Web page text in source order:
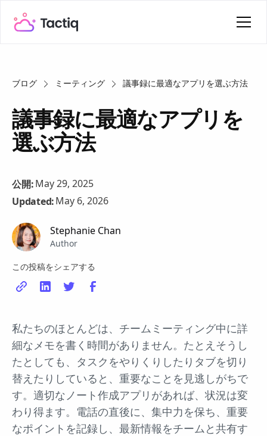
ブログ ミーティング 議事録に最適なアプリを選ぶ方法
議事録に最適なアプリを
選ぶ方法
公開:May 29, 2025
Updated:May 6, 2026
Stephanie Chan
Author
この投稿をシェアする
私たちのほとんどは、チームミーティング中に詳
細なメモを書く時間がありません。たとえそうし
たとしても、タスクをやりくりしたりタブを切り
替えたりしていると、重要なことを見逃しがちで
す。適切なノート作成アプリがあれば、状況は変
わり得ます。電話の直後に、集中力を保ち、重要
なポイントを記録し、最新情報をチームと共有す